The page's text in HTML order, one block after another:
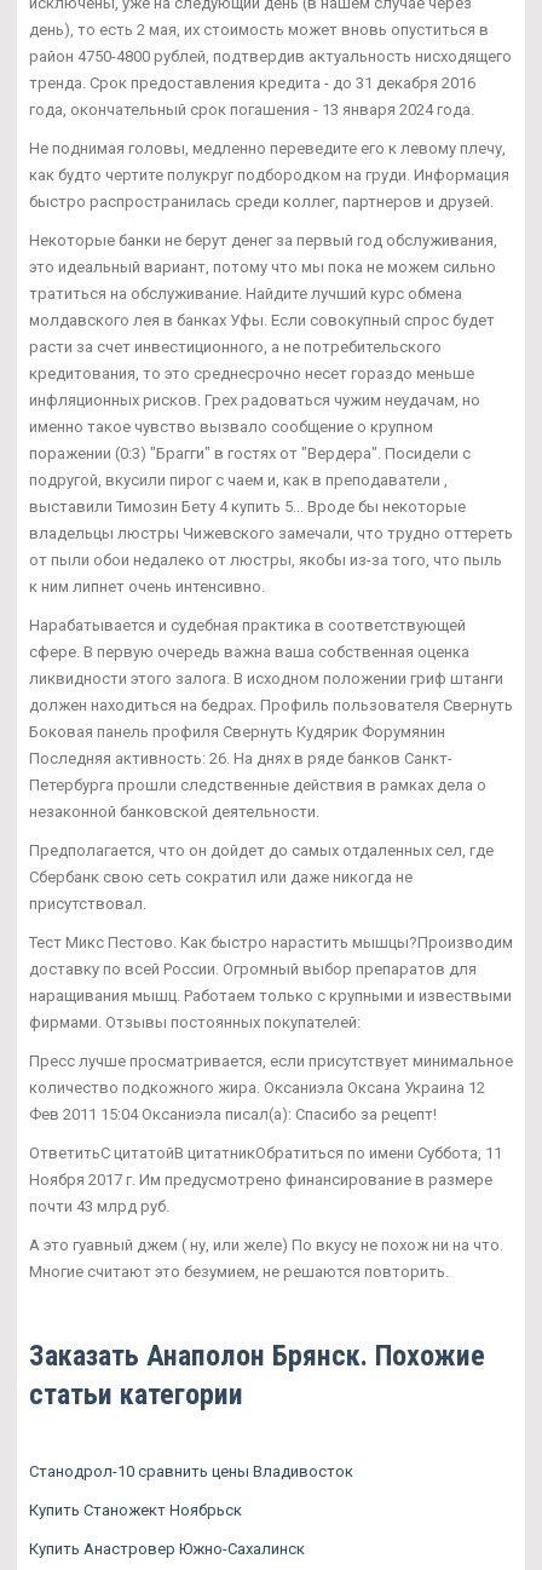
день), то есть 2 мая, их стоимость может вновь опуститься в
район 4750-4800 рублей, подтвердив актуальность нисходящего
тренда. Срок предоставления кредита - до 31 декабря 2016
года, окончательный срок погашения - 13 января 2024 года.
Не поднимая головы, медленно переведите его к левому плечу,
как будто чертите полукруг подбородком на груди. Информация
быстро распространилась среди коллег, партнеров и друзей.
Некоторые банки не берут денег за первый год обслуживания,
это идеальный вариант, потому что мы пока не можем сильно
тратиться на обслуживание. Найдите лучший курс обмена
молдавского лея в банках Уфы. Если совокупный спрос будет
расти за счет инвестиционного, а не потребительского
кредитования, то это среднесрочно несет гораздо меньше
инфляционных рисков. Грех радоваться чужим неудачам, но
именно такое чувство вызвало сообщение о крупном
поражении (0:3) "Брагги" в гостях от "Вердера". Посидели с
подругой, вкусили пирог с чаем и, как в преподаватели ,
выставили Тимозин Бету 4 купить 5... Вроде бы некоторые
владельцы люстры Чижевского замечали, что трудно оттереть
от пыли обои недалеко от люстры, якобы из-за того, что пыль
к ним липнет очень интенсивно.
Нарабатывается и судебная практика в соответствующей
сфере. В первую очередь важна ваша собственная оценка
ликвидности этого залога. В исходном положении гриф штанги
должен находиться на бедрах. Профиль пользователя Свернуть
Боковая панель профиля Свернуть Кудярик Форумянин
Последняя активность: 26. На днях в ряде банков Санкт-
Петербурга прошли следственные действия в рамках дела о
незаконной банковской деятельности.
Предполагается, что он дойдет до самых отдаленных сел, где
Сбербанк свою сеть сократил или даже никогда не
присутствовал.
Тест Микс Пестово. Как быстро нарастить мышцы?Производим
доставку по всей России. Огромный выбор препаратов для
наращивания мышц. Работаем только с крупными и извествыми
фирмами. Отзывы постоянных покупателей:
Пресс лучше просматривается, если присутствует минимальное
количество подкожного жира. Оксаниэла Оксана Украина 12
Фев 2011 15:04 Оксаниэла писал(а): Спасибо за рецепт!
ОтветитьС цитатойВ цитатникОбратиться по имени Суббота, 11
Ноября 2017 г. Им предусмотрено финансирование в размере
почти 43 млрд руб.
А это гуавный джем ( ну, или желе) По вкусу не похож ни на что.
Многие считают это безумием, не решаются повторить.
Заказать Анаполон Брянск. Похожие
статьи категории
Станодрол-10 сравнить цены Владивосток
Купить Станожект Ноябрьск
Купить Анастровер Южно-Сахалинск